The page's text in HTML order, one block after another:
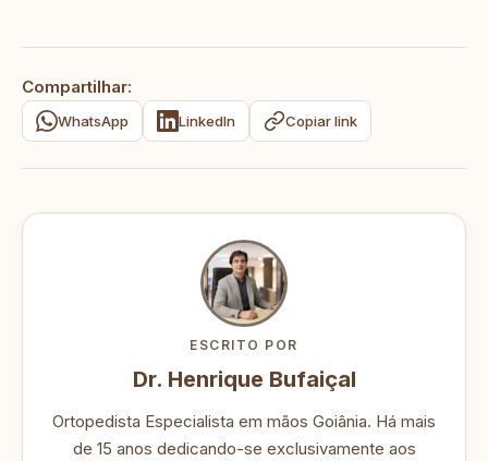
Compartilhar:
WhatsApp LinkedIn Copiar link
ESCRITO POR
Dr. Henrique Bufaiçal
Ortopedista Especialista em mãos Goiânia. Há mais
de 15 anos dedicando-se exclusivamente aos